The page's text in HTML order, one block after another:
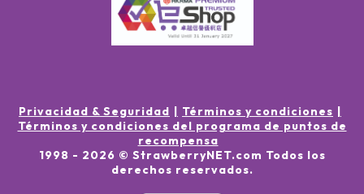
Privacidad & Seguridad
Términos y condiciones
Términos y condiciones del programa de puntos de
recompensa
1998 - 2026 © StrawberryNET.com Todos los
derechos reservados.